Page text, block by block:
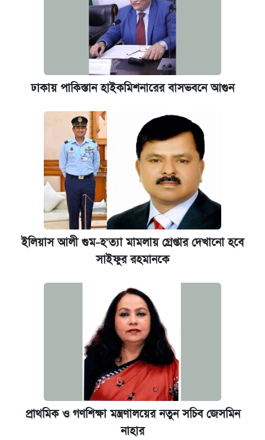
ঢাকায় পাকিস্তান হাইকমিশনারের বাসভবনে আগুন
ইলিয়াস আলী গুম-হ'ত্যা মামলায় গ্রেপ্তার দেখানো হবে
সাইফুর রহমানকে
প্রাথমিক ও গণশিক্ষা মন্ত্রণালয়ের নতুন সচিব জেসমিন
নাহার